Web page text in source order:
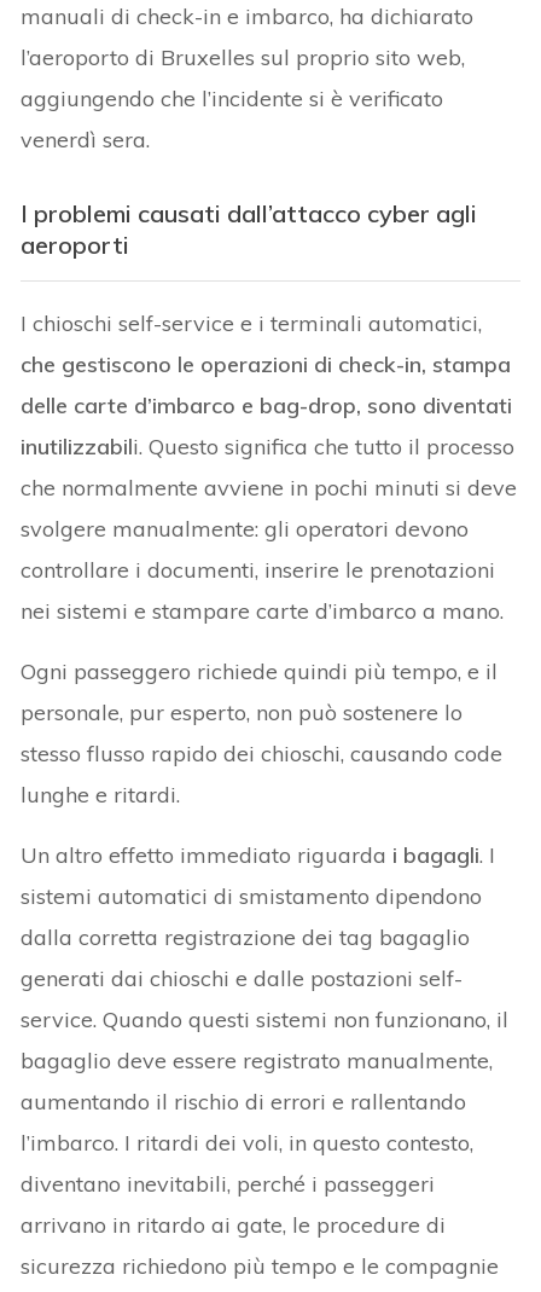
manuali di check-in e imbarco, ha dichiarato
l’aeroporto di Bruxelles sul proprio sito web,
aggiungendo che l’incidente si è verificato
venerdì sera.
I problemi causati dall’attacco cyber agli
aeroporti
I chioschi self-service e i terminali automatici,
che gestiscono le operazioni di check-in, stampa
delle carte d’imbarco e bag-drop, sono diventati
inutilizzabili. Questo significa che tutto il processo
che normalmente avviene in pochi minuti si deve
svolgere manualmente: gli operatori devono
controllare i documenti, inserire le prenotazioni
nei sistemi e stampare carte d’imbarco a mano.
Ogni passeggero richiede quindi più tempo, e il
personale, pur esperto, non può sostenere lo
stesso flusso rapido dei chioschi, causando code
lunghe e ritardi.
Un altro effetto immediato riguarda i bagagli. I
sistemi automatici di smistamento dipendono
dalla corretta registrazione dei tag bagaglio
generati dai chioschi e dalle postazioni self-
service. Quando questi sistemi non funzionano, il
bagaglio deve essere registrato manualmente,
aumentando il rischio di errori e rallentando
l’imbarco. I ritardi dei voli, in questo contesto,
diventano inevitabili, perché i passeggeri
arrivano in ritardo ai gate, le procedure di
sicurezza richiedono più tempo e le compagnie